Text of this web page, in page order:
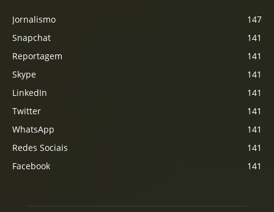
Jornalismo
147
Snapchat
141
Reportagem
141
Skype
141
LinkedIn
141
Twitter
141
WhatsApp
141
Redes Sociais
141
Facebook
141